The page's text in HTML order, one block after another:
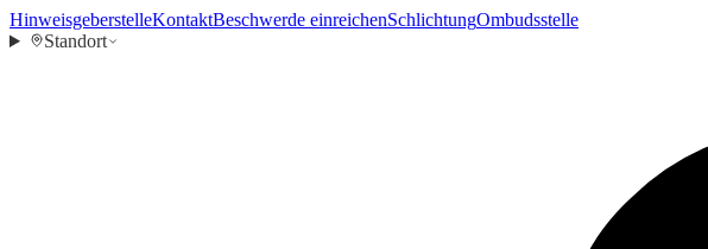
HinweisgeberstelleKontaktBeschwerde einreichenSchlichtungOmbudsstelle
Standort